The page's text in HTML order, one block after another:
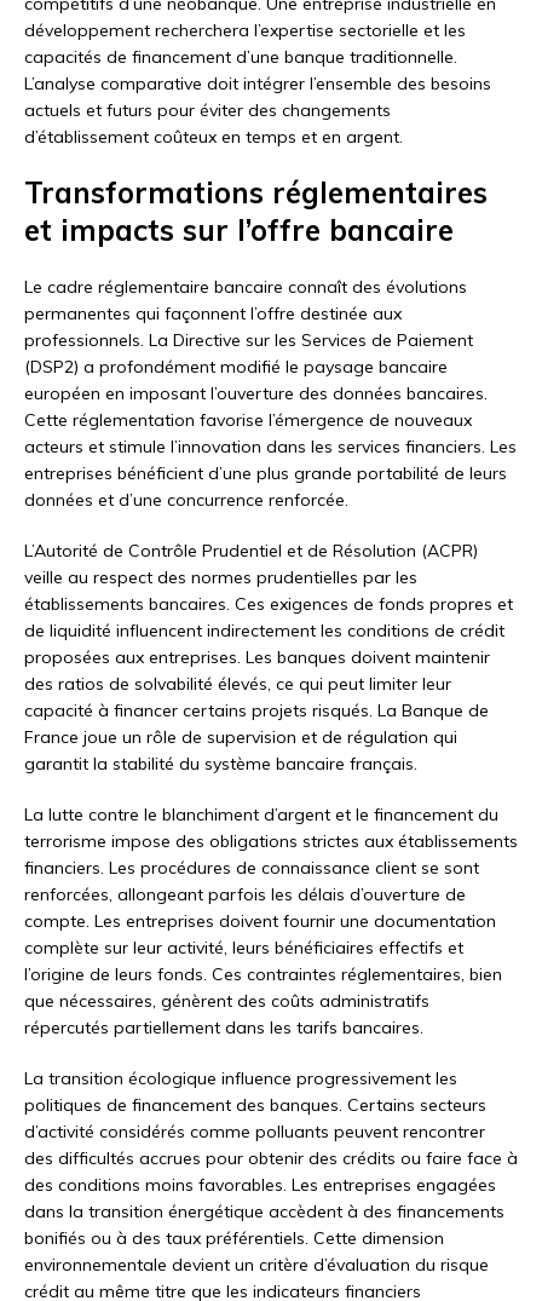
développement recherchera l’expertise sectorielle et les
capacités de financement d’une banque traditionnelle.
L’analyse comparative doit intégrer l’ensemble des besoins
actuels et futurs pour éviter des changements
d’établissement coûteux en temps et en argent.
Transformations réglementaires
et impacts sur l’offre bancaire
Le cadre réglementaire bancaire connaît des évolutions
permanentes qui façonnent l’offre destinée aux
professionnels. La Directive sur les Services de Paiement
(DSP2) a profondément modifié le paysage bancaire
européen en imposant l’ouverture des données bancaires.
Cette réglementation favorise l’émergence de nouveaux
acteurs et stimule l’innovation dans les services financiers. Les
entreprises bénéficient d’une plus grande portabilité de leurs
données et d’une concurrence renforcée.
L’Autorité de Contrôle Prudentiel et de Résolution (ACPR)
veille au respect des normes prudentielles par les
établissements bancaires. Ces exigences de fonds propres et
de liquidité influencent indirectement les conditions de crédit
proposées aux entreprises. Les banques doivent maintenir
des ratios de solvabilité élevés, ce qui peut limiter leur
capacité à financer certains projets risqués. La Banque de
France joue un rôle de supervision et de régulation qui
garantit la stabilité du système bancaire français.
La lutte contre le blanchiment d’argent et le financement du
terrorisme impose des obligations strictes aux établissements
financiers. Les procédures de connaissance client se sont
renforcées, allongeant parfois les délais d’ouverture de
compte. Les entreprises doivent fournir une documentation
complète sur leur activité, leurs bénéficiaires effectifs et
l’origine de leurs fonds. Ces contraintes réglementaires, bien
que nécessaires, génèrent des coûts administratifs
répercutés partiellement dans les tarifs bancaires.
La transition écologique influence progressivement les
politiques de financement des banques. Certains secteurs
d’activité considérés comme polluants peuvent rencontrer
des difficultés accrues pour obtenir des crédits ou faire face à
des conditions moins favorables. Les entreprises engagées
dans la transition énergétique accèdent à des financements
bonifiés ou à des taux préférentiels. Cette dimension
environnementale devient un critère d’évaluation du risque
crédit au même titre que les indicateurs financiers